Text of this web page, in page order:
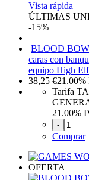
Vista rápida
ÚLTIMAS
-15%
BLOOD
caras con
equipo High
38,25 €21.00%
Tarifa
21.00%
-
Comprar
OFERTA